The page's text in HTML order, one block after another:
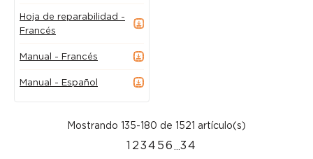
Hoja de reparabilidad -
Francés
Manual - Francés
Manual - Español
Mostrando 135-180 de 1521 artículo(s)
1 234 56 34